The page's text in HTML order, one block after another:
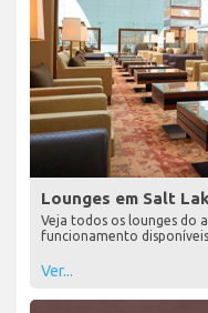
Lounges em Salt
Veja todos os lounges do
funcionamento
Ver...